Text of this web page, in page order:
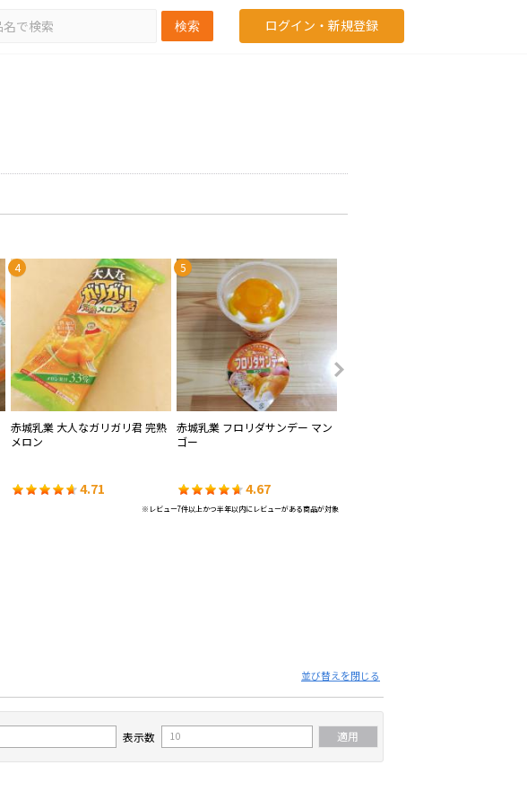
検索 ログイン・新規登録
4
赤城乳業 大人なガリガリ君 完熟
メロン
4.71
5
赤城乳業 フロリダサンデー マン
ゴー
4.67
※レビュー7件以上かつ半年以内にレビューがある商品が対象
並び替えを閉じる
表示数